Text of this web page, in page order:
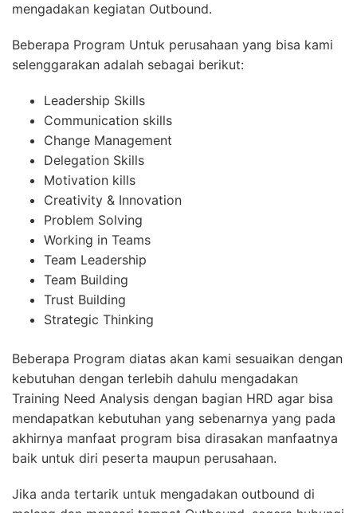
mengadakan kegiatan Outbound.
Beberapa Program Untuk perusahaan yang bisa kami
selenggarakan adalah sebagai berikut:
Leadership Skills
Communication skills
Change Management
Delegation Skills
Motivation kills
Creativity & Innovation
Problem Solving
Working in Teams
Team Leadership
Team Building
Trust Building
Strategic Thinking
Beberapa Program diatas akan kami sesuaikan dengan
kebutuhan dengan terlebih dahulu mengadakan
Training Need Analysis dengan bagian HRD agar bisa
mendapatkan kebutuhan yang sebenarnya yang pada
akhirnya manfaat program bisa dirasakan manfaatnya
baik untuk diri peserta maupun perusahaan.
Jika anda tertarik untuk mengadakan outbound di